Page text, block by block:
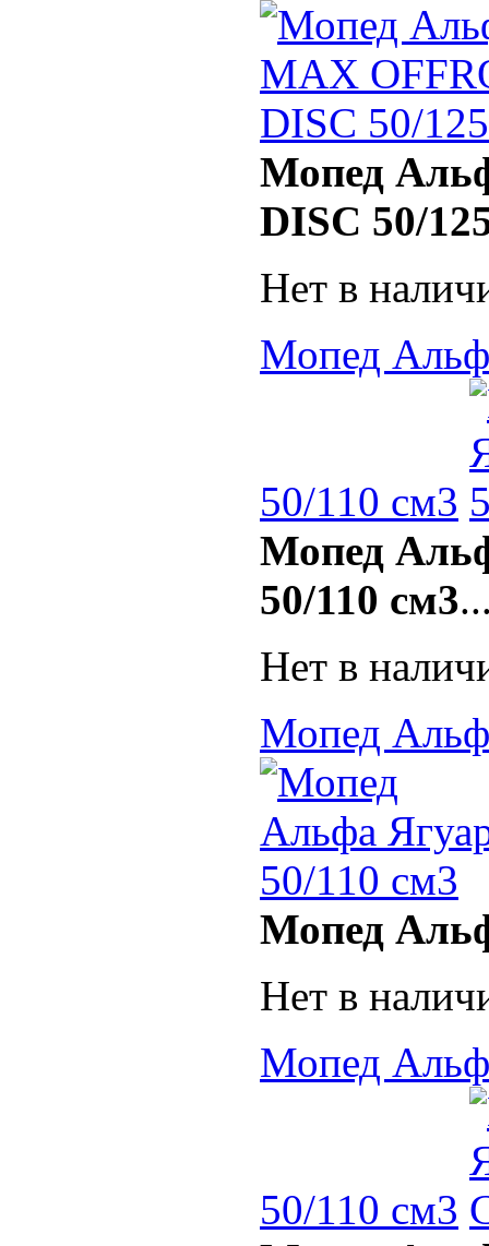
Мопед
DISC 50/
Нет в
Мопед
50/110 см3
Мопед
50/110 см3
Нет в
Мопед
Мопед
Нет в
Мопед
50/110 см3